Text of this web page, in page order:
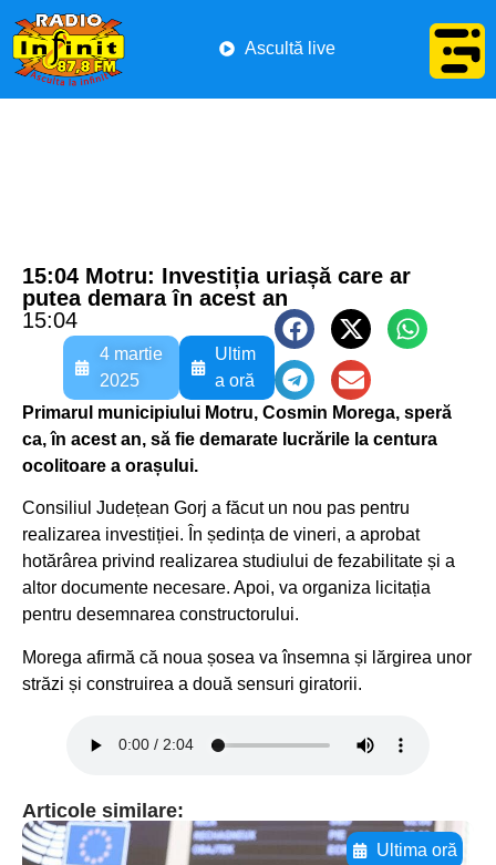
Ascultă live
15:04 Motru: Investiția uriașă care ar
putea demara în acest an
15:04
4 martie
2025
Ultim
a oră
Primarul municipiului Motru, Cosmin Morega, speră
ca, în acest an, să fie demarate lucrările la centura
ocolitoare a orașului.
Consiliul Județean Gorj a făcut un nou pas pentru
realizarea investiției. În ședința de vineri, a aprobat
hotărârea privind realizarea studiului de fezabilitate și a
altor documente necesare. Apoi, va organiza licitația
pentru desemnarea constructorului.
Morega afirmă că noua șosea va însemna și lărgirea unor
străzi și construirea a două sensuri giratorii.
Articole similare:
Ultima oră